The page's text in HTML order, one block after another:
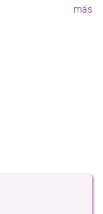
más